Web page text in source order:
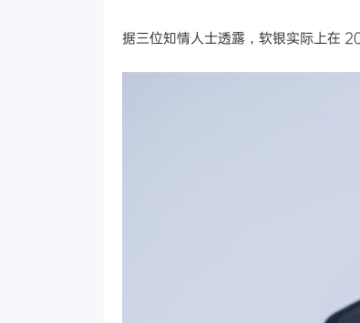
据三位知情人士透露，软银实际上在